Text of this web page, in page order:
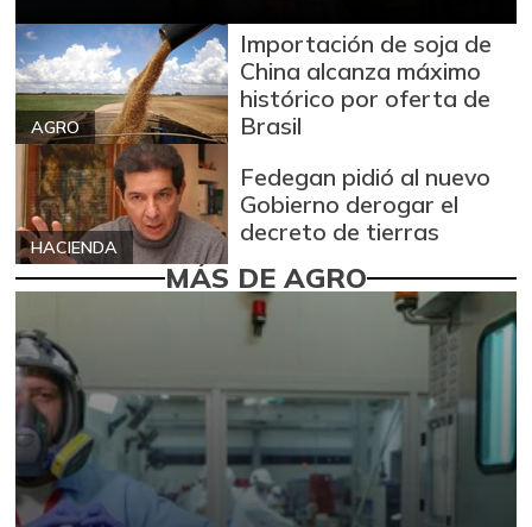
AGRO
Importación de soja de
China alcanza máximo
histórico por oferta de
Brasil
HACIENDA
Fedegan pidió al nuevo
Gobierno derogar el
decreto de tierras
MÁS DE AGRO